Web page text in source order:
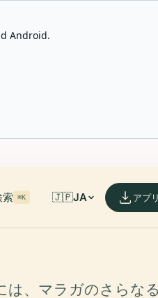
Android.
索 ⌘K 🇯🇵JA アプ
は、マラガのさらな